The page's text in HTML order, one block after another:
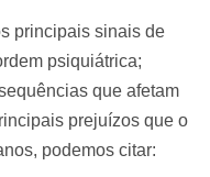
principais sinais de
psiquiátrica;
que afetam
prejuízos que o
podemos citar: